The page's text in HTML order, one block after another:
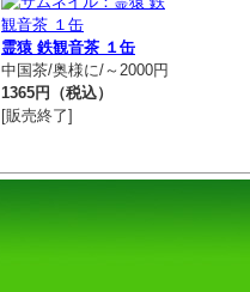
霊猿 鉄観音茶 １缶
中国茶/奥様に/～2000円
1365円（税込）
[販売終了]